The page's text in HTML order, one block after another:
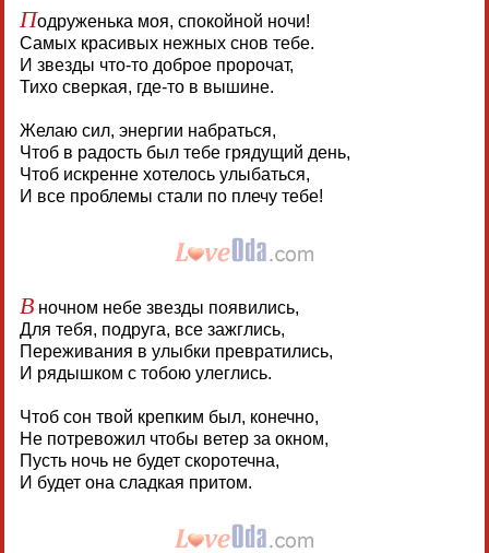
Подруженька моя, спокойной ночи!
Самых красивых нежных снов тебе.
И звезды что-то доброе пророчат,
Тихо сверкая, где-то в вышине.
Желаю сил, энергии набраться,
Чтоб в радость был тебе грядущий день,
Чтоб искренне хотелось улыбаться,
И все проблемы стали по плечу тебе!
Вночном небе звезды появились,
Для тебя, подруга, все зажглись,
Переживания в улыбки превратились,
И рядышком с тобою улеглись.
Чтоб сон твой крепким был, конечно,
Не потревожил чтобы ветер за окном,
Пусть ночь не будет скоротечна,
И будет она сладкая притом.